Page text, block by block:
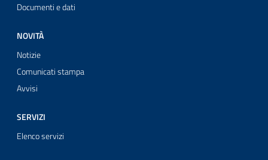
Documenti e dati
NOVITÀ
Notizie
Comunicati stampa
Avvisi
SERVIZI
Elenco servizi